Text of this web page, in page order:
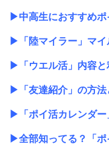
▶中高生におすすめ
▶ 「陸マイラー」マ
▶ 「ウエル活」内容
▶ 「友達紹介」の方
▶ 「ポイ活カレンダ
▶全部知ってる？「ポ